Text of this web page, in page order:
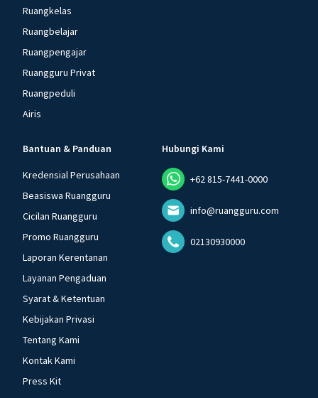
Ruangkelas
Ruangbelajar
Ruangpengajar
Ruangguru Privat
Ruangpeduli
Airis
Bantuan & Panduan
Kredensial Perusahaan
Beasiswa Ruangguru
Cicilan Ruangguru
Promo Ruangguru
Laporan Kerentanan
Layanan Pengaduan
Syarat & Ketentuan
Kebijakan Privasi
Tentang Kami
Kontak Kami
Press Kit
Hubungi Kami
+62 815-7441-0000
info@ruangguru.com
02130930000